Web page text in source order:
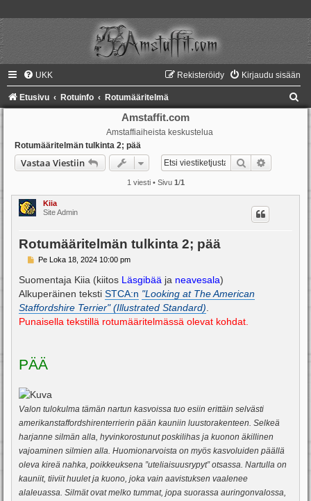
UKK Kirjaudu sisään
Rekisteröidy
Etusivu Rotuinfo Rotumääritelmä
Amstaffit.com
Amstaffiaiheista keskustelua
Rotumääritelmän tulkinta 2; pää
Vastaa Viestiin Etsi
1 viesti • Sivu 1/1
Kiia
Site Admin
Rotumääritelmän tulkinta 2; pää
V
e
t
i
Pe Loka 18, 2024 10:00 pm
Suomentaja Kiia (kiitos Läsgibää ja neavesala)
Alkuperäinen teksti STCA:n "Looking at The American
Staffordshire Terrier" (Illustrated Standard)
Punaisella tekstillä rotumääritelmässä olevat kohdat.
PÄÄ
Valon tulokulma tämän nartun kasvoissa tuo esiin erittäin selvästi
amerikanstaffordshirenterrierin pään kauniin luustorakenteen. Selkeä
harjanne silmän alla, hyvinkorostunut poskilihas ja kuonon äkillinen
vajoaminen silmien alla. Huomionarvoista on myös kasvoluiden päällä
oleva kireä nahka, poikkeuksena ”uteliaisuusrypyt” otsassa. Nartulla on
kauniit, tiiviit huulet ja kuono, joka vain aavistuksen vaalenee
alaleuassa. Silmät ovat melko tummat, jopa suorassa auringonvalossa,